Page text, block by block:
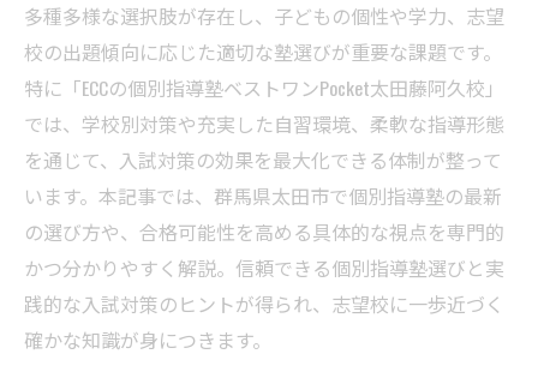
多種多様な選択肢が存在し、子どもの個性や学力、志望
校の出題傾向に応じた適切な塾選びが重要な課題です。
特に「ECCの個別指導塾ベストワンPocket太田藤阿久校」
では、学校別対策や充実した自習環境、柔軟な指導形態
を通じて、入試対策の効果を最大化できる体制が整って
います。本記事では、群馬県太田市で個別指導塾の最新
の選び方や、合格可能性を高める具体的な視点を専門的
かつ分かりやすく解説。信頼できる個別指導塾選びと実
践的な入試対策のヒントが得られ、志望校に一歩近づく
確かな知識が身につきます。